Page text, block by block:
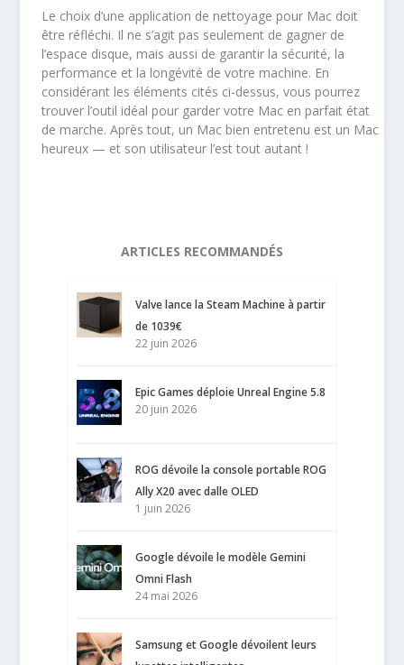
Le choix d’une application de nettoyage pour Mac doit
être réfléchi. Il ne s’agit pas seulement de gagner de
l’espace disque, mais aussi de garantir la sécurité, la
performance et la longévité de votre machine. En
considérant les éléments cités ci-dessus, vous pourrez
trouver l’outil idéal pour garder votre Mac en parfait état
de marche. Après tout, un Mac bien entretenu est un Mac
heureux — et son utilisateur l’est tout autant !
ARTICLES RECOMMANDÉS
Valve lance la Steam Machine à partir
de 1039€
22 juin 2026
Epic Games déploie Unreal Engine 5.8
20 juin 2026
ROG dévoile la console portable ROG
Ally X20 avec dalle OLED
1 juin 2026
Google dévoile le modèle Gemini
Omni Flash
24 mai 2026
Samsung et Google dévoilent leurs